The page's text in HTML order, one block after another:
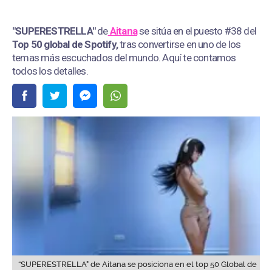
"SUPERESTRELLA"deAitanase sitúa en el puesto #38 del
Top 50 global de Spotify,tras convertirse en uno de los
temas más escuchados del mundo. Aquí te contamos
todos los detalles.
“SUPERESTRELLA" de Aitana se posiciona en el top 50 Global de